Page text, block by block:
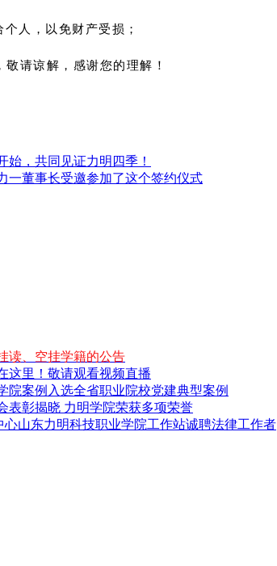
人，以免财产受损；
请谅解，感谢您的理解！
始，共同见证力明四季！
一董事长受邀参加了这个签约仪式
读、空挂学籍的公告
这里！敬请观看视频直播
院案例入选全省职业院校党建典型案例
表彰揭晓 力明学院荣获多项荣誉
山东力明科技职业学院工作站诚聘法律工作者